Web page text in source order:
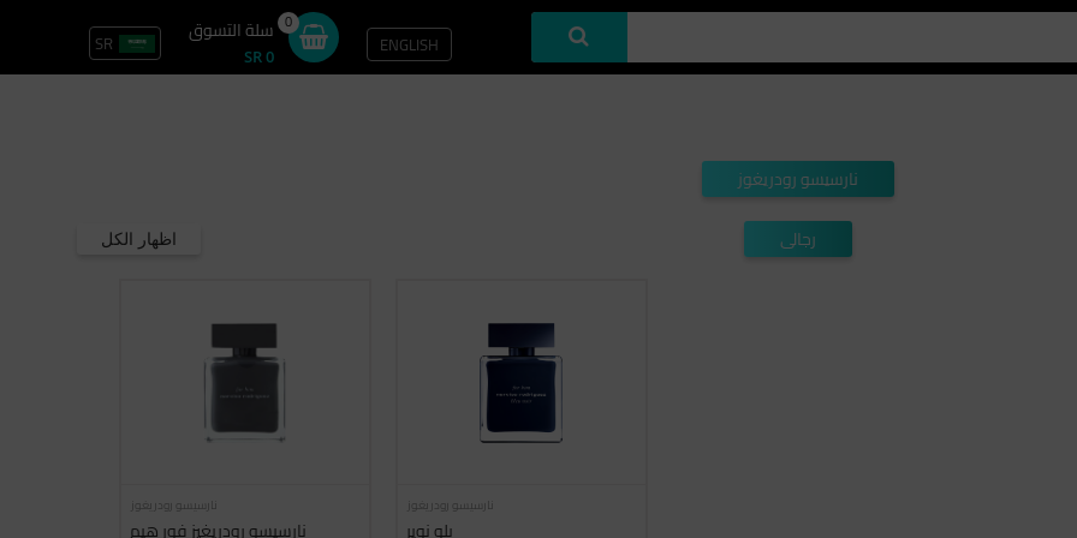
ENGLISH
0 سلة التسوق
SR 0
SRتسجيل الدخول / سجل
نارسيسو رودريغوز
رجالى
اظهار الكل
نارسيسو رودريغوز
نارسيسو رودريغيز فور هيم
نارسيسو رودريغوز
بلو نوير